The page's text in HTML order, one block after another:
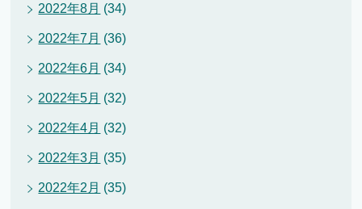
2022年8月 (34)
2022年7月 (36)
2022年6月 (34)
2022年5月 (32)
2022年4月 (32)
2022年3月 (35)
2022年2月 (35)